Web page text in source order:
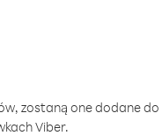
zostaną one dodane
Viber.